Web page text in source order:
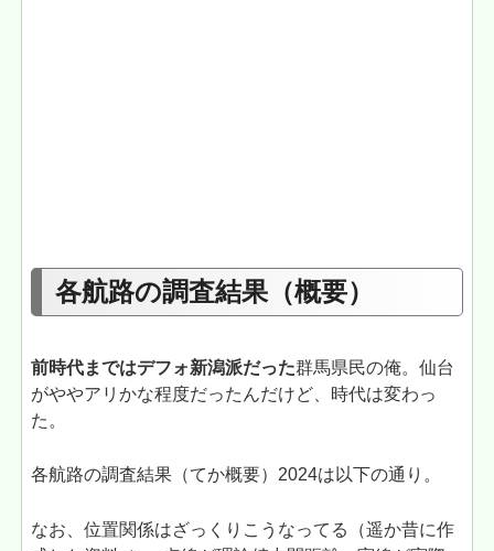
各航路の調査結果（概要）
前時代まではデフォ新潟派だった群馬県民の俺。仙台
がややアリかな程度だったんだけど、時代は変わっ
た。
各航路の調査結果（てか概要）2024は以下の通り。
なお、位置関係はざっくりこうなってる（遥か昔に作